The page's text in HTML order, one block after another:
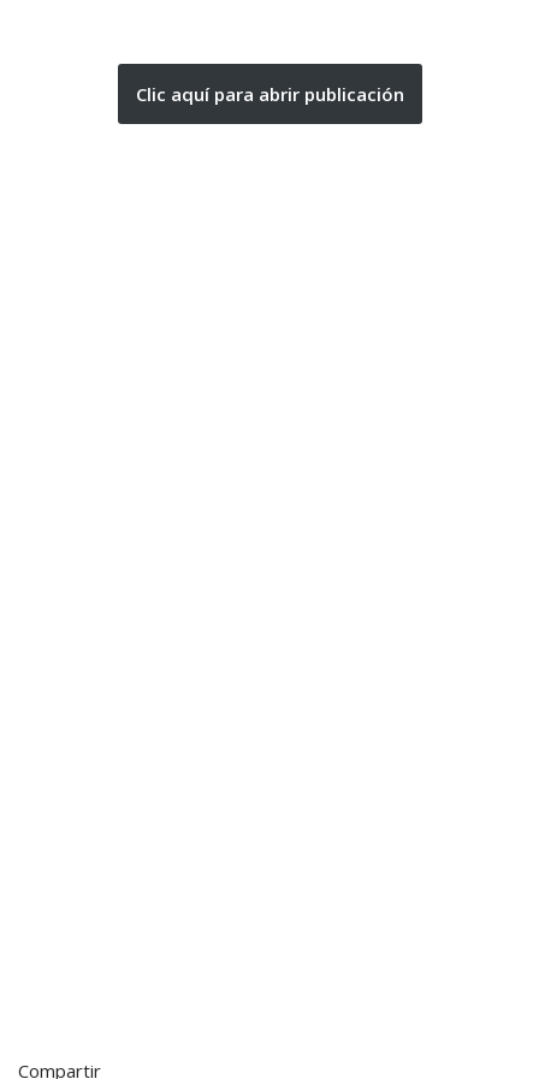
Clic aquí para abrir publicación
Compartir